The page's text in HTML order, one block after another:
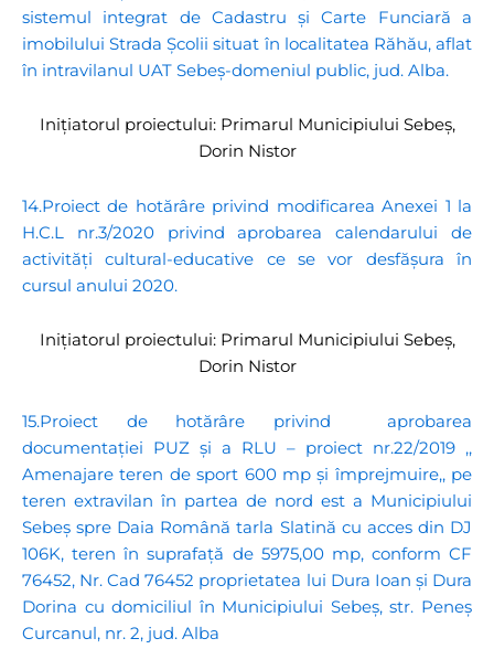
sistemul integrat de Cadastru și Carte Funciară a
imobilului Strada Școlii situat în localitatea Răhău, aflat
în intravilanul UAT Sebeș-domeniul public, jud. Alba.
Inițiatorul proiectului: Primarul Municipiului Sebeș,
Dorin Nistor
14.Proiect de hotărâre privind modificarea Anexei 1 la
H.C.L nr.3/2020 privind aprobarea calendarului de
activități cultural-educative ce se vor desfășura în
cursul anului 2020.
Inițiatorul proiectului: Primarul Municipiului Sebeș,
Dorin Nistor
15.Proiect de hotărâre privind aprobarea
documentației PUZ și a RLU – proiect nr.22/2019 ,,
Amenajare teren de sport 600 mp și împrejmuire,, pe
teren extravilan în partea de nord est a Municipiului
Sebeș spre Daia Română tarla Slatină cu acces din DJ
106K, teren în suprafață de 5975,00 mp, conform CF
76452, Nr. Cad 76452 proprietatea lui Dura Ioan și Dura
Dorina cu domiciliul în Municipiului Sebeș, str. Peneș
Curcanul, nr. 2, jud. Alba